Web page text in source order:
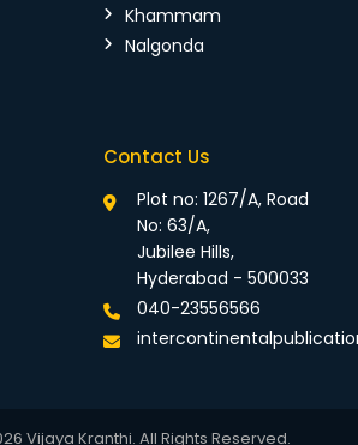
Khammam
Nalgonda
Contact Us
Plot no: 1267/A, Road
No: 63/A,
Jubilee Hills,
Hyderabad - 500033
040-23556566
Vijaya Kranthi. All Rights Reserved.